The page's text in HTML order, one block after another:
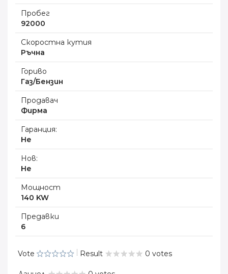
Пробег
92000
Скоростна кутия
Ръчна
Гориво
Газ/Бензин
Продавач
Фирма
Гаранция:
Не
Нов:
Не
Мощност
140 KW
Предавки
6
Vote Result 0 votes